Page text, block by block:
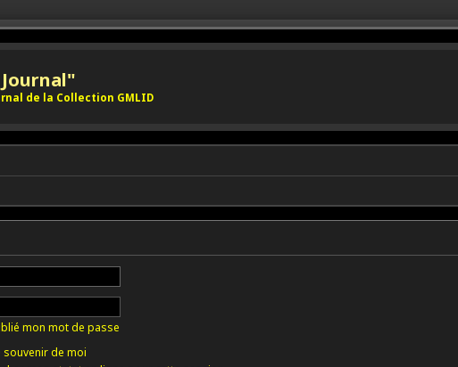
de la Collection GMLID
mon mot de passe
souvenir de moi